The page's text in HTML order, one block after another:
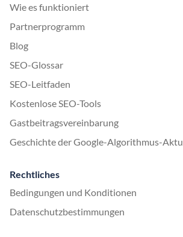
Wie es funktioniert
Partnerprogramm
Blog
SEO-Glossar
SEO-Leitfaden
Kostenlose SEO-Tools
Gastbeitragsvereinbarung
Geschichte der Google-Algorithmus-
Rechtliches
Bedingungen und Konditionen
Datenschutzbestimmungen